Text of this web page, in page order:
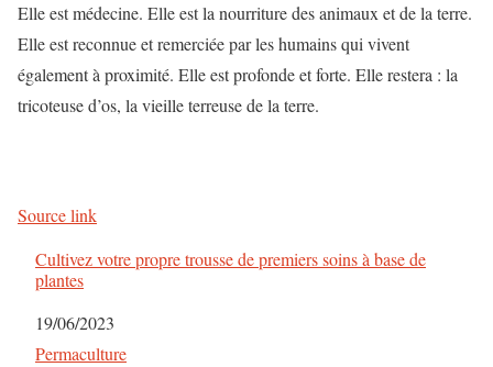
Elle est médecine. Elle est la nourriture des animaux et de la terre.
Elle est reconnue et remerciée par les humains qui vivent
également à proximité. Elle est profonde et forte. Elle restera : la
tricoteuse d’os, la vieille terreuse de la terre.
Source link
Cultivez votre propre trousse de premiers soins à base de
plantes
Date
19/06/2023
Par rapport à
Permaculture